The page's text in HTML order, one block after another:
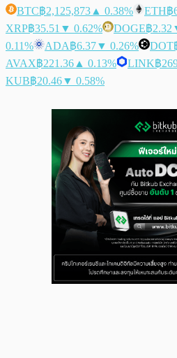
BTC฿2,125,873 ▲ 0.38% ETH฿
XRP฿35.51 ▼ 0.62% DOGE฿2.32
0.11%
ADA฿6.37▼ 0.26% DOT
AVAX฿221.36 ▲ 0.13% LINK฿
KUB฿20.46▼ 0.58%